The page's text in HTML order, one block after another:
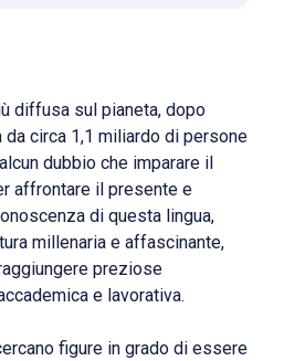
diffusa sul pianeta, dopo
da circa 1,1 miliardo di persone
dubbio che imparare il
affrontare il presente e
di questa lingua,
millenaria e affascinante,
preziose
e lavorativa.
figure in grado di essere